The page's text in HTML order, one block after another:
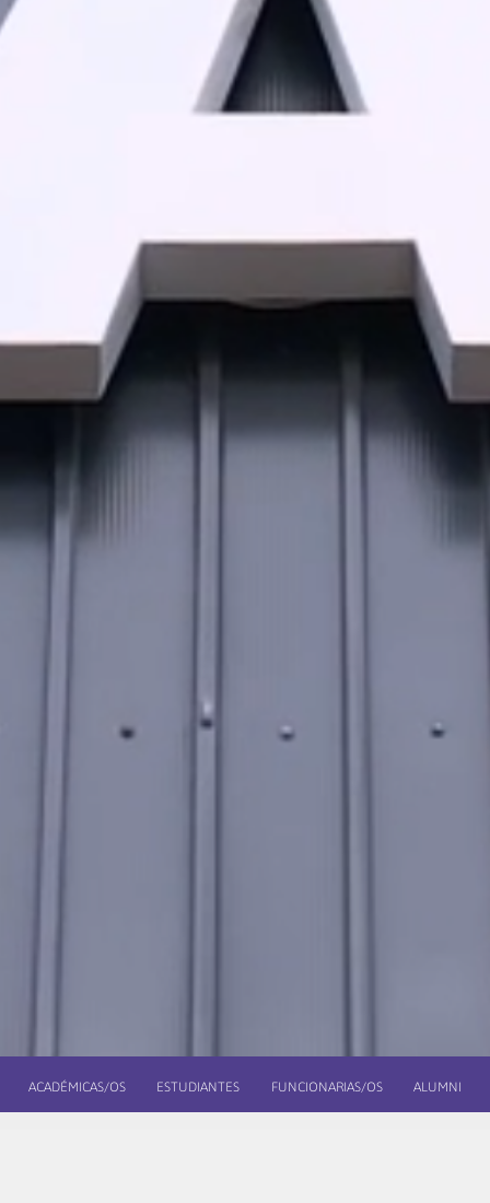
ACADÉMICAS/OS ESTUDIANTES FUNCIONARIAS/OS ALUMNI